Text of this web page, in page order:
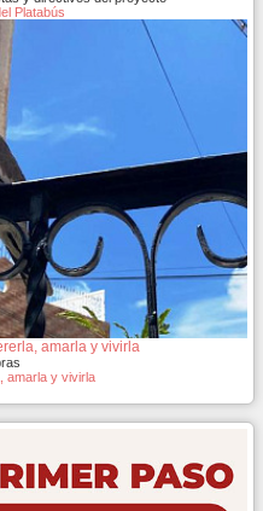
Platabús
amarla y vivirla
amarla y vivirla